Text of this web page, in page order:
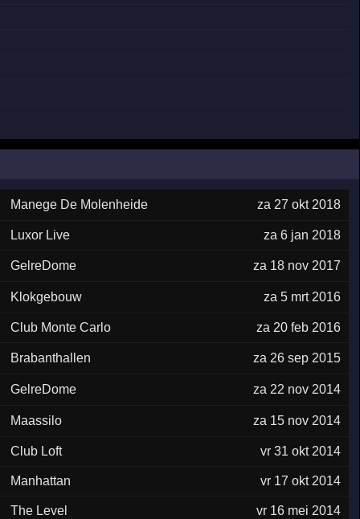
Manege De Molenheide za 27 okt 2018
Luxor Live za 6 jan 2018
GelreDome za 18 nov 2017
Klokgebouw za 5 mrt 2016
Club Monte Carlo za 20 feb 2016
Brabanthallen za 26 sep 2015
GelreDome za 22 nov 2014
Maassilo za 15 nov 2014
Club Loft vr 31 okt 2014
Manhattan vr 17 okt 2014
The Level vr 16 mei 2014